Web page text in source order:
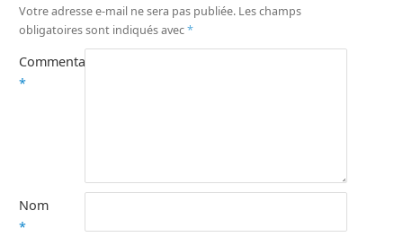
Votre adresse e-mail ne sera pas publiée. Les champs
obligatoires sont indiqués avec*
Commentaire
*
Nom
*